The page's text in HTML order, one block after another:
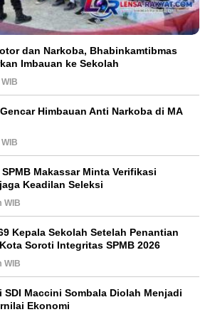
dan Narkoba, Bhabinkamtibmas
Imbauan ke Sekolah
Himbauan Anti Narkoba di MA
Makassar Minta Verifikasi
Keadilan Seleksi
WIB
Kepala Sekolah Setelah Penantian
Soroti Integritas SPMB 2026
WIB
SDI Maccini Sombala Diolah Menjadi
Ekonomi